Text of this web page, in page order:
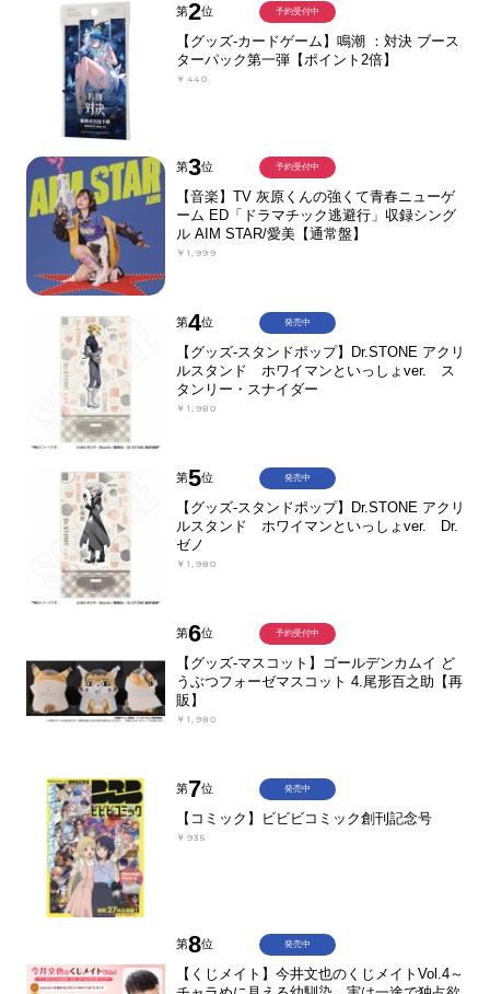
第2位
【グッズ-カードゲーム】鳴潮 ：対決 ブース
ターパック第一弾【ポイント2倍】
￥440
予約受付中
第3位
【音楽】TV 灰原くんの強くて青春ニューゲ
ーム ED「ドラマチック逃避行」収録シング
ル AIM STAR/愛美【通常盤】
￥1,999
予約受付中
第4位
【グッズ-スタンドポップ】Dr.STONE アクリ
ルスタンド ホワイマンといっしょver. ス
タンリー・スナイダー
￥1,980
発売中
第5位
【グッズ-スタンドポップ】Dr.STONE アクリ
ルスタンド ホワイマンといっしょver. Dr.
ゼノ
￥1,980
発売中
第6位
【グッズ-マスコット】ゴールデンカムイ ど
うぶつフォーゼマスコット 4.尾形百之助【再
販】
￥1,980
予約受付中
第7位
【コミック】ビビビコミック創刊記念号
￥935
発売中
第8位
【くじメイト】今井文也のくじメイトVol.4～
発売中